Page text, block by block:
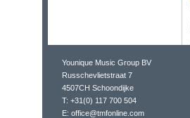
Younique Music Group BV
Russchevlietstraat 7
4507CH Schoondijke
T: +31(0) 117 700 504
E: office@tmfonline.com